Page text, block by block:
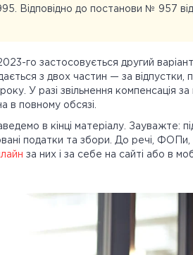
Відповідно до постанови № 957
го застосовується другий варіант
з двох частин — за відпустки,
У разі звільнення компенсація
в повному обсязі.
в кінці матеріалу. Зауважте:
податки та збори. До речі, ФОПи,
за них і за себе на сайті або в